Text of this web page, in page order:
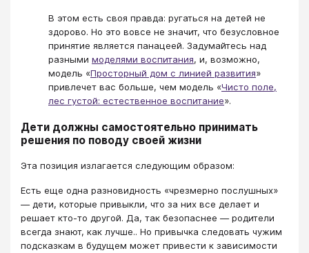
В этом есть своя правда: ругаться на детей не
здорово. Но это вовсе не значит, что безусловное
принятие является панацеей. Задумайтесь над
разными моделями воспитания, и, возможно,
модель «Просторный дом с линией развития»
привлечет вас больше, чем модель «Чисто поле,
лес густой: естественное воспитание».
Дети должны самостоятельно принимать
решения по поводу своей жизни
Эта позиция излагается следующим образом:
Есть еще одна разновидность «чрезмерно послушных»
— дети, которые привыкли, что за них все делает и
решает кто-то другой. Да, так безопаснее — родители
всегда знают, как лучше.. Но привычка следовать чужим
подсказкам в будущем может привести к зависимости